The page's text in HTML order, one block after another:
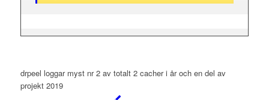
drpeel loggar myst nr 2 av totalt 2 cacher i år och en del av
projekt 2019